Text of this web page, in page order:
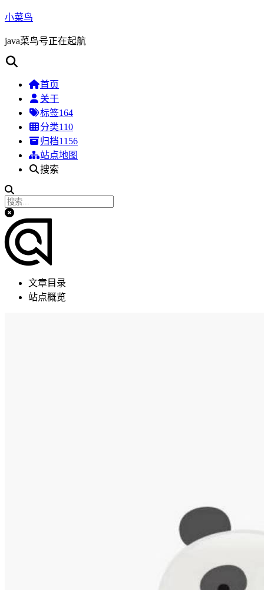
小菜鸟
java菜鸟号正在起航
首页
关于
标签164
分类110
归档1156
站点地图
搜索
文章目录
站点概览